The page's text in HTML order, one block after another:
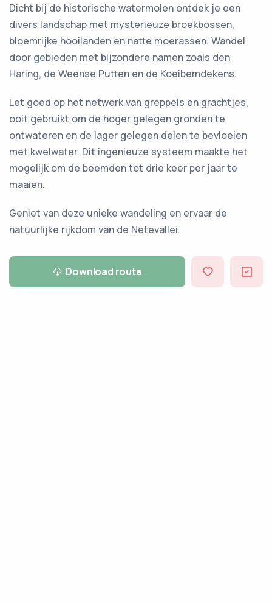
Dicht bij de historische watermolen ontdek je een
divers landschap met mysterieuze broekbossen,
bloemrijke hooilanden en natte moerassen. Wandel
door gebieden met bijzondere namen zoals den
Haring, de Weense Putten en de Koeibemdekens.
Let goed op het netwerk van greppels en grachtjes,
ooit gebruikt om de hoger gelegen gronden te
ontwateren en de lager gelegen delen te bevloeien
met kwelwater. Dit ingenieuze systeem maakte het
mogelijk om de beemden tot drie keer per jaar te
maaien.
Geniet van deze unieke wandeling en ervaar de
natuurlijke rijkdom van de Netevallei.
Download route